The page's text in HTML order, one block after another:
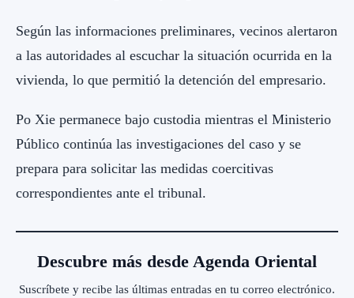
Según las informaciones preliminares, vecinos alertaron
a las autoridades al escuchar la situación ocurrida en la
vivienda, lo que permitió la detención del empresario.
Po Xie permanece bajo custodia mientras el Ministerio
Público continúa las investigaciones del caso y se
prepara para solicitar las medidas coercitivas
correspondientes ante el tribunal.
Descubre más desde Agenda Oriental
Suscríbete y recibe las últimas entradas en tu correo electrónico.